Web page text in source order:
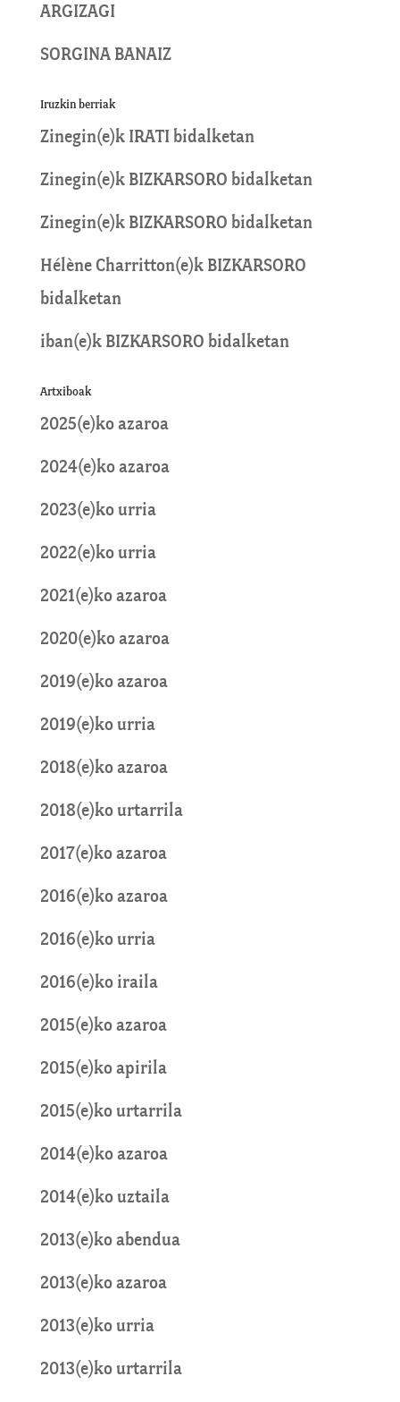
ARGIZAGI
SORGINA BANAIZ
Iruzkin berriak
Zinegin(e)k IRATI bidalketan
Zinegin(e)k BIZKARSORO bidalketan
Zinegin(e)k BIZKARSORO bidalketan
Hélène Charritton(e)k BIZKARSORO
bidalketan
iban(e)k BIZKARSORO bidalketan
Artxiboak
2025(e)ko azaroa
2024(e)ko azaroa
2023(e)ko urria
2022(e)ko urria
2021(e)ko azaroa
2020(e)ko azaroa
2019(e)ko azaroa
2019(e)ko urria
2018(e)ko azaroa
2018(e)ko urtarrila
2017(e)ko azaroa
2016(e)ko azaroa
2016(e)ko urria
2016(e)ko iraila
2015(e)ko azaroa
2015(e)ko apirila
2015(e)ko urtarrila
2014(e)ko azaroa
2014(e)ko uztaila
2013(e)ko abendua
2013(e)ko azaroa
2013(e)ko urria
2013(e)ko urtarrila